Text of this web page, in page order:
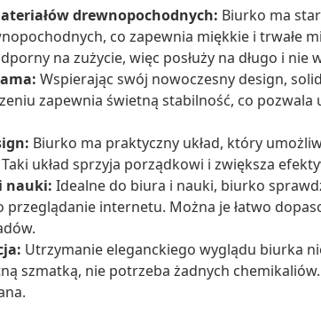
drewnopochodnych: Biurko ma
co zapewnia miękkie i trwałe
na zużycie, więc posłuży na długo i nie
Wspierając swój nowoczesny design,
zapewnia świetną stabilność, co
Biurko ma praktyczny układ, który
układ sprzyja porządkowi i zwiększa
nauki: Idealne do biura i nauki, biurko
przeglądanie internetu. Można je łatwo
Utrzymanie eleganckiego wyglądu biurka
szmatką, nie potrzeba żadnych